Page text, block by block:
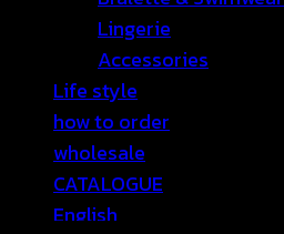
Lingerie
Accessories
Life style
how to order
wholesale
CATALOGUE
English